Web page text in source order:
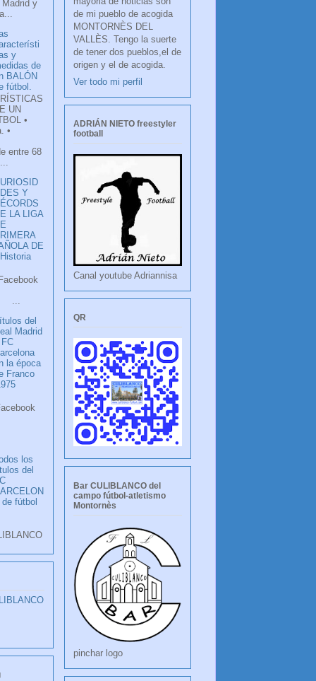
Madrid y
y
de
BALÓN
fútbol.
UN
•
•
entre 68
Y
LA LIGA
DE
del
Madrid
la época
Franco
los
del
de fútbol
de mi pueblo de acogida
MONTORNÈS DEL
VALLÈS. Tengo la suerte
de tener dos pueblos,el de
origen y el de acogida.
Ver todo mi perfil
ADRIÁN NIETO freestyler
football
Canal youtube Adriannisa
QR
Bar CULIBLANCO del
campo fútbol-atletismo
Montornès
pinchar logo